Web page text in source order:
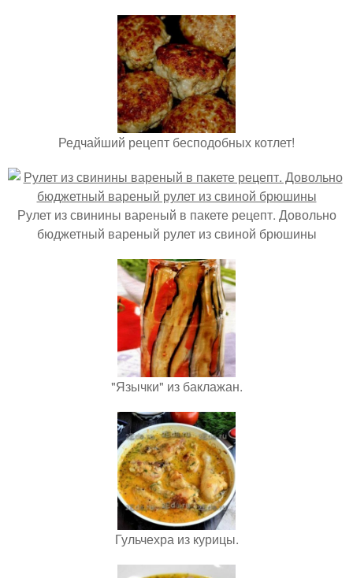
Редчайший рецепт бесподобных котлет!
Рулет из свинины вареный в пакете рецепт. Довольно
бюджетный вареный рулет из свиной брюшины
"Язычки" из баклажан.
Гульчехра из курицы.